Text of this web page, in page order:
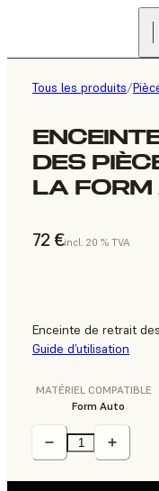
Tous les produits/
DES
LA FORM
72 €incl. 20 % TVA
Enceinte de retrait
Guide d’utilisation
MATÉRIEL COMPATIBLE
Form Auto